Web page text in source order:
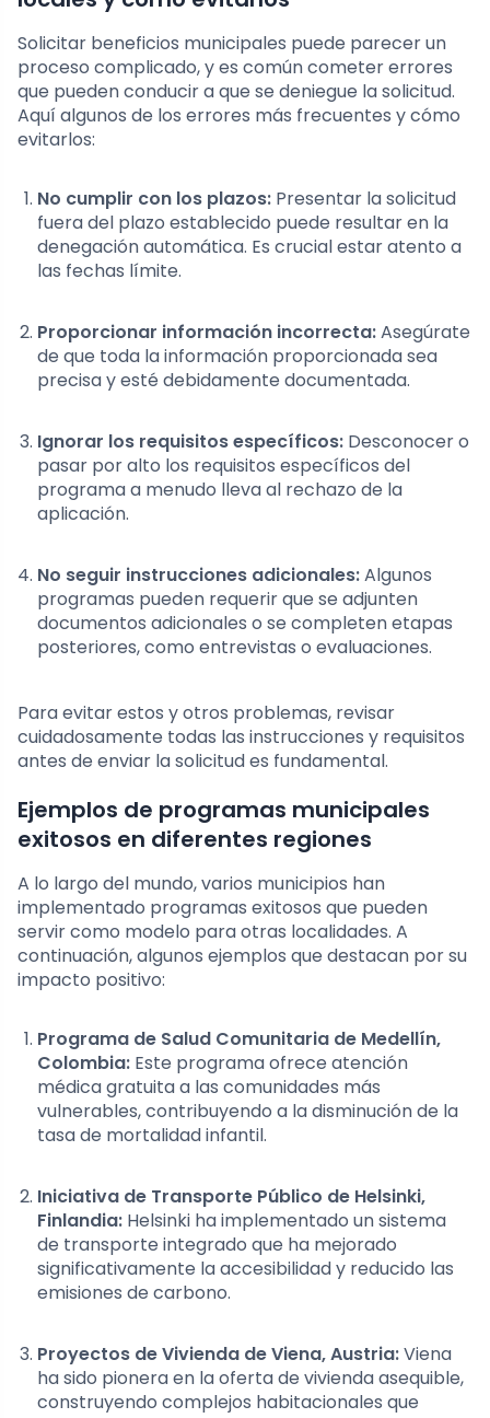
Solicitar beneficios municipales puede parecer un
proceso complicado, y es común cometer errores
que pueden conducir a que se deniegue la solicitud.
Aquí algunos de los errores más frecuentes y cómo
evitarlos:
No cumplir con los plazos: Presentar la solicitud
fuera del plazo establecido puede resultar en la
denegación automática. Es crucial estar atento a
las fechas límite.
Proporcionar información incorrecta:Asegúrate
de que toda la información proporcionada sea
precisa y esté debidamente documentada.
Ignorar los requisitos específicos: Desconocer o
pasar por alto los requisitos específicos del
programa a menudo lleva al rechazo de la
aplicación.
No seguir instrucciones adicionales:Algunos
programas pueden requerir que se adjunten
documentos adicionales o se completen etapas
posteriores, como entrevistas o evaluaciones.
Para evitar estos y otros problemas, revisar
cuidadosamente todas las instrucciones y requisitos
antes de enviar la solicitud es fundamental.
Ejemplos de programas municipales
exitosos en diferentes regiones
A lo largo del mundo, varios municipios han
implementado programas exitosos que pueden
servir como modelo para otras localidades. A
continuación, algunos ejemplos que destacan por su
impacto positivo:
Programa de Salud Comunitaria de Medellín,
Colombia: Este programa ofrece atención
médica gratuita a las comunidades más
vulnerables, contribuyendo a la disminución de la
tasa de mortalidad infantil.
Iniciativa de Transporte Público de Helsinki,
Finlandia: Helsinki ha implementado un sistema
de transporte integrado que ha mejorado
significativamente la accesibilidad y reducido las
emisiones de carbono.
Proyectos de Vivienda de Viena, Austria:Viena
ha sido pionera en la oferta de vivienda asequible,
construyendo complejos habitacionales que